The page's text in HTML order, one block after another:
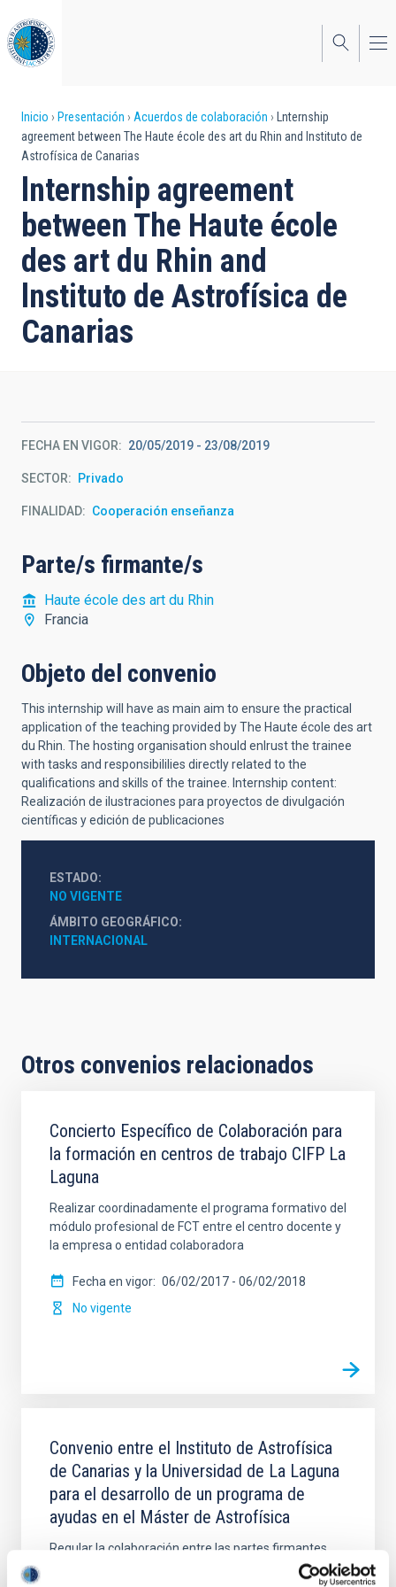
al
contenido
principal
Sobrescribir
enlaces
de
ayuda
a
la
navegación
Inicio Presentación Acuerdos de colaboración
Lnternship
agreement between The Haute école des art du Rhin and lnstituto de
Astrofísica de Canarias
lnternship agreement
between The Haute école
des art du Rhin and
lnstituto de Astrofísica de
Canarias
FECHA EN VIGOR 20/05/2019 - 23/08/2019
SECTOR Privado
FINALIDAD Cooperación enseñanza
Parte/s firmante/s
Haute école des art du Rhin
Francia
Objeto del convenio
This internship will have as main aim to ensure the practical
application of the teaching provided by The Haute école des art
du Rhin. The hosting organisation should enlrust the trainee
with tasks and responsibililies directly related to the
qualifications and skills of the trainee. lnternship content:
Realización de ilustraciones para proyectos de divulgación
científicas y edición de publicaciones
ESTADO
NO VIGENTE
ÁMBITO GEOGRÁFICO
INTERNACIONAL
Otros convenios relacionados
Concierto Específico de Colaboración para
la formación en centros de trabajo CIFP La
Laguna
Realizar coordinadamente el programa formativo del
módulo profesional de FCT entre el centro docente y
la empresa o entidad colaboradora
Fecha en vigor 06/02/2017 - 06/02/2018
No vigente
Convenio entre el Instituto de Astrofísica
de Canarias y la Universidad de La Laguna
para el desarrollo de un programa de
ayudas en el Máster de Astrofísica
Regular la colaboración entre las partes firmantes